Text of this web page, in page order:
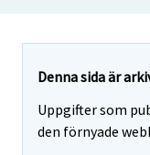
Denna sida är
Uppgifter som
den förnyade